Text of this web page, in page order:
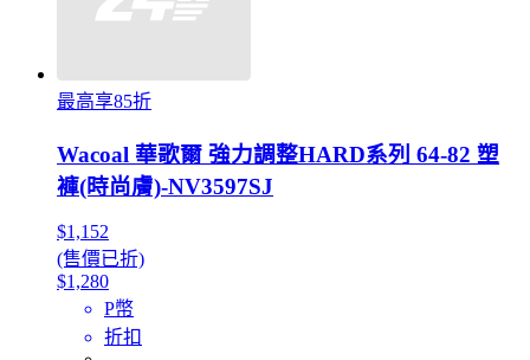
最高享85折
Wacoal 華歌爾 強力調整HARD系列 64-82 塑
褲(時尚膚)-NV3597SJ
$1,152
(售價已折)
$1,280
P幣
折扣